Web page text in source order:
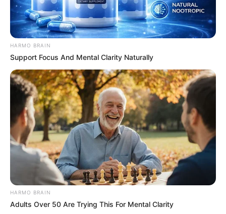
HARMO BRAIN
Support Focus And Mental Clarity Naturally
HARMO BRAIN
Adults Over 50 Are Trying This For Mental Clarity